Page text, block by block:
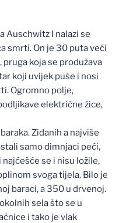
Auschwitz I nalazi se
smrti. On je 30 puta veći
pruga koja se produžava
koji uvijek puše i nosi
Ogromno polje,
električne žice,
Zidanih a najviše
samo dimnjaci peći,
se i nisu ložile,
svoga tijela. Bilo je
baraci, a 350 u drvenoj.
sela što se u
i tako je vlak